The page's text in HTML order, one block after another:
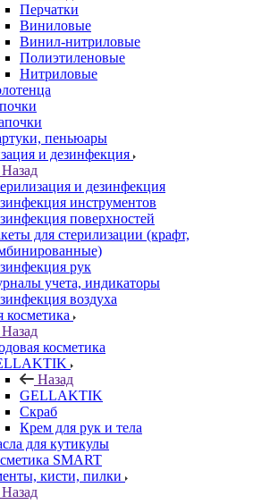
Перчатки
Виниловые
Винил-нитриловые
Полиэтиленовые
Нитриловые
пеньюары
и дезинфекция
Назад
и дезинфекция
инструментов
поверхностей
для стерилизации (крафт,
рук
учета, индикаторы
воздуха
косметика
Назад
косметика
Назад
GELLAKTIK
Скраб
Крем для рук и тела
для кутикулы
SMART
кисти, пилки
Назад